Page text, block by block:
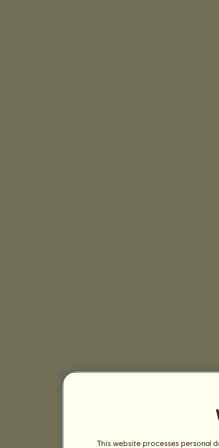
This website processes personal